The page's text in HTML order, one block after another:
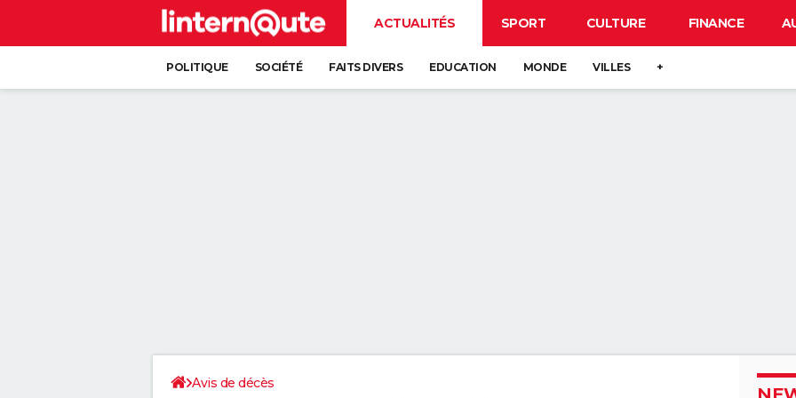
ACTUALITÉS SPORT CULTURE FINANCE
POLITIQUE SOCIÉTÉ FAITS DIVERS EDUCATION MONDE VILLES +
Avis de décès